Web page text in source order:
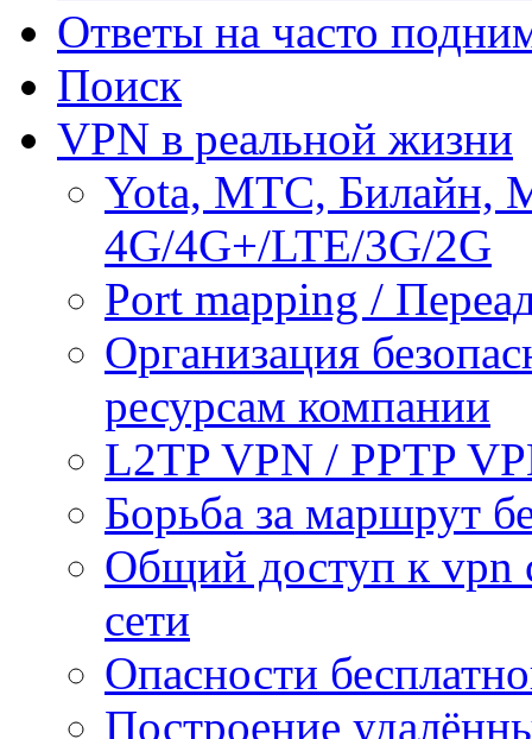
Ответы на часто
Поиск
VPN в реальной жизни
Yota, МТС, Билайн,
4G/4G+/LTE/3G/2G
Port mapping /
Организация
ресурсам компании
L2TP VPN / PPTP
Борьба за маршрут
Общий доступ к vpn
сети
Опасности
Построение